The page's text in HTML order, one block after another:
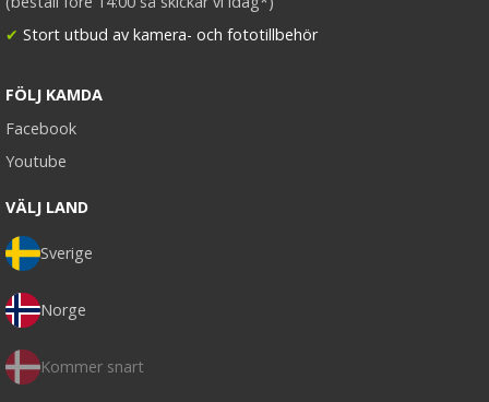
✔ Stort utbud av kamera- och fototillbehör
FÖLJ KAMDA
Facebook
Youtube
VÄLJ LAND
Sverige
Norge
Kommer snart